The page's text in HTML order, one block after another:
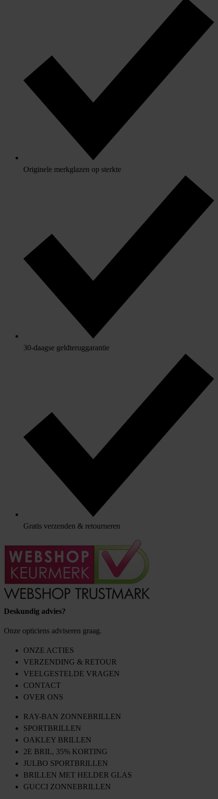
Originele merkglazen op sterkte
30-daagse geldteruggarantie
Gratis verzenden & retourneren
Deskundig advies?
Onze opticiens adviseren graag.
ONZE ACTIES
VERZENDING & RETOUR
VEELGESTELDE VRAGEN
CONTACT
OVER ONS
RAY-BAN ZONNEBRILLEN
SPORTBRILLEN
OAKLEY BRILLEN
2E BRIL, 35% KORTING
JULBO SPORTBRILLEN
BRILLEN MET HELDER GLAS
GUCCI ZONNEBRILLEN